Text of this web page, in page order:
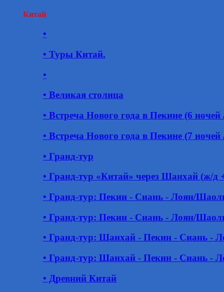
Китай
•
• Туры Китай.
•
• Великая столица
• Встреча Нового года в Пекине (6 ночей
• Встреча Нового года в Пекине (7 ночей
• Гранд-тур
• Гранд-тур «Китай» через Шанхай (ж/д
• Гранд-тур: Пекин - Сиань - Лоян/
• Гранд-тур: Пекин - Сиань - Лоян/
• Гранд-тур: Шанхай - Пекин - Сиань -
• Гранд-тур: Шанхай - Пекин - Сиань -
• Древний Китай